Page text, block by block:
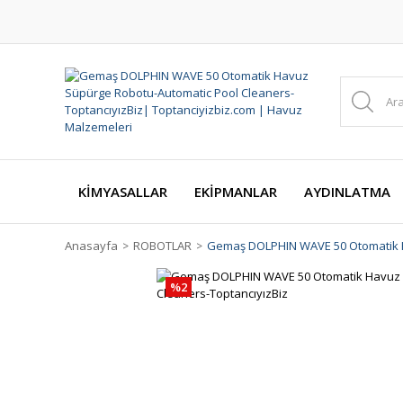
KİMYASALLAR EKİPMANLAR AYDINLATMA
Anasayfa ROBOTLAR Gemaş DOLPHIN WAVE 50
%2